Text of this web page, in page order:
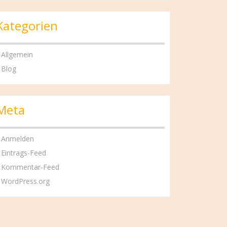
Allgemein
Blog
Anmelden
Eintrags-Feed
Kommentar-Feed
WordPress.org